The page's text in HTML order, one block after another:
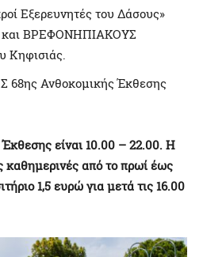
Εξερευνητές του Δάσους»
και ΒΡΕΦΟΝΗΠΙΑΚΟΥΣ
Κηφισιάς.
Ανθοκομικής Έκθεσης
Έκθεσης είναι 10.00 – 22.00. Η
καθημερινές από το πρωί έως
1,5 ευρώ για μετά τις 16.00